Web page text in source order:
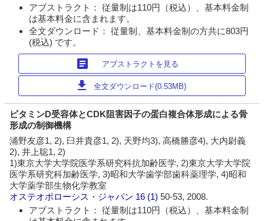
アブストラクト： 従量制は110円（税込）、基本料金制
は基本料金に含まれます。
全文ダウンロード： 従量制、基本料金制の方共に803円
(税込) です。
article アブストラクトを見る
download 全文ダウンロード(0.53MB)
ビタミンD受容体とCDK阻害因子の蛋白複合体形成による骨
形成の制御機構
浦野友彦1, 2), 臼井貴彦1, 2), 天野均3), 高橋勝彦4), 大内尉義
2), 井上聡1, 2)
1)東京大学大学院医学系研究科抗加齢医学, 2)東京大学大学院
医学系研究科加齢医学, 3)昭和大学歯学部歯科薬理学, 4)昭和
大学薬学部生物化学教室
オステオポローシス・ジャパン 16 (1)50-53, 2008.
アブストラクト： 従量制は110円（税込）、基本料金制